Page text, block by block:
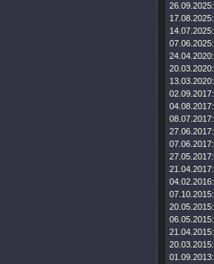
26.09.2025:
17.08.2025:
14.07.2025:
07.06.2025:
24.04.2020:
20.03.2020:
13.03.2020:
02.09.2017:
04.08.2017:
08.07.2017:
27.06.2017:
07.06.2017:
27.05.2017:
21.04.2017:
04.02.2016:
07.10.2015:
20.05.2015:
06.05.2015:
21.04.2015:
20.03.2015:
01.09.2013: